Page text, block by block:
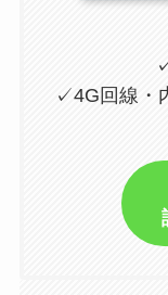
✓4G回線・